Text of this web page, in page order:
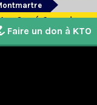
au Sacré-Coeur de
Faire un don à KTO